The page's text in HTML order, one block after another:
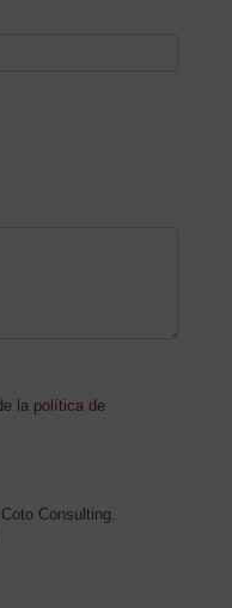
la política de
Consulting.